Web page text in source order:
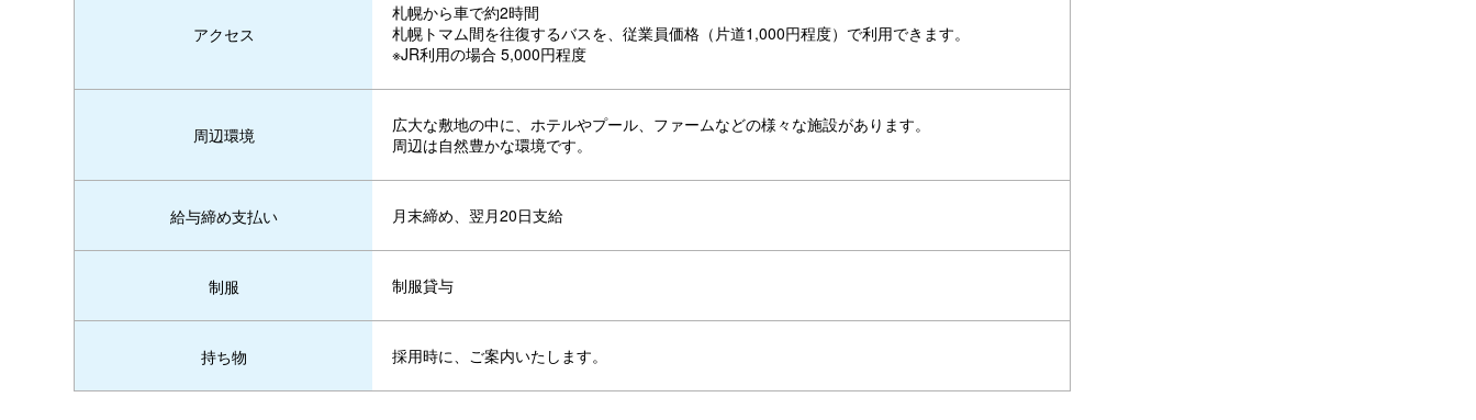
アクセス
札幌から車で約2時間
札幌トマム間を往復するバスを、従業員価格（片道1,000円程度）で利用できます。
※JR利用の場合 5,000円程度
周辺環境
広大な敷地の中に、ホテルやプール、ファームなどの様々な施設があります。
周辺は自然豊かな環境です。
給与締め支払い 月末締め、翌月20日支給
制服 制服貸与
持ち物 採用時に、ご案内いたします。